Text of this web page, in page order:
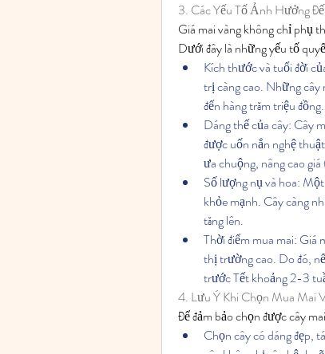
3. Các Yếu Tố Ảnh Hưởng
Giá mai vàng không chỉ phụ
Dưới đây là những yếu tố
Kích thước và tuổi đời
trị càng cao. Những cây
đến hàng trăm triệu đồng.
Dáng thế của cây: Cây
được uốn nắn nghệ
ưa chuộng, nâng cao
Số lượng nụ và hoa:
khỏe mạnh. Cây càng
tăng lên.
Thời điểm mua mai: Giá
thị trường cao. Do đó,
trước Tết khoảng 2-3
4. Lưu Ý Khi Chọn Mua Mai
Để đảm bảo chọn được cây
Chọn cây có dáng đẹp,